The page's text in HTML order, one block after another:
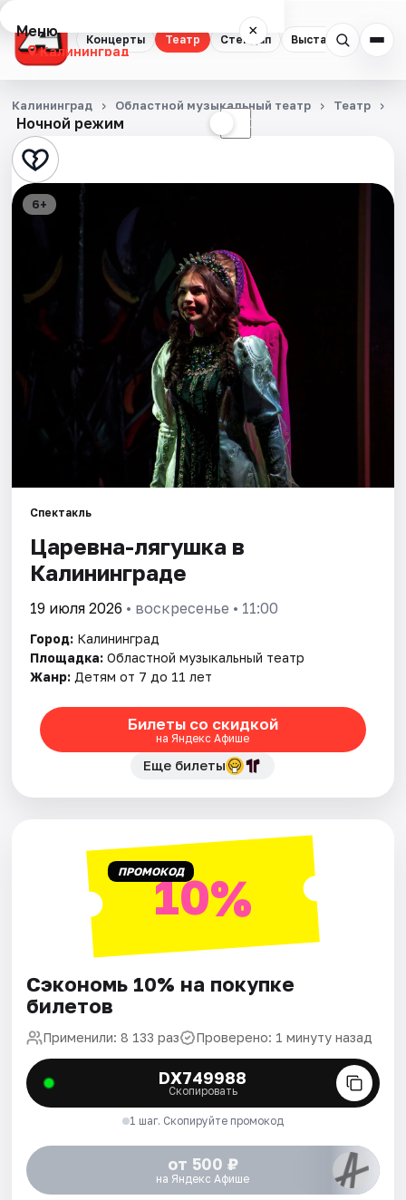
Концерты Театр Стендап Выставки
Меню ×
Калининград
Концерты
Театр
Стендап
Выставки
Спорт
События
Рейтинги
Ночной режим ☾
Калининград Областной музыкальный театр Театр
6+
Спектакль
Царевна-лягушка в
Калининграде
19 июля 2026 • воскресенье • 11:00
Город: Калининград
Площадка: Областной музыкальный театр
Жанр: Детям от 7 до 11 лет
Билеты со скидкой
на Яндекс Афише
Еще билеты
ПРОМОКОД10%
Сэкономь 10% на покупке
билетов
Применили: 8 133 раз Проверено: 1 минуту назад
DX749988
Скопировать
1 шаг. Скопируйте промокод
от 500 ₽
на Яндекс Афише